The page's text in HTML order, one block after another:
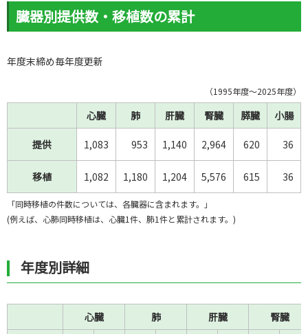
臓器別提供数・移植数の累計
年度末締め毎年度更新
（1995年度～2025年度）
心臓 肺 肝臓 腎臓 膵臓 小腸
提供 1,083 953 1,140 2,964 620 36
移植 1,082 1,180 1,204 5,576 615 36
提供
移植
「同時移植の件数については、各臓器に含まれます。」
(例えば、心肺同時移植は、心臓1件、肺1件と累計されます。)
年度別詳細
心臓 肺 肝臓 腎臓